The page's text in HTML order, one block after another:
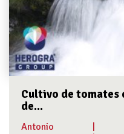
Cultivo de tomates
de...
Antonio